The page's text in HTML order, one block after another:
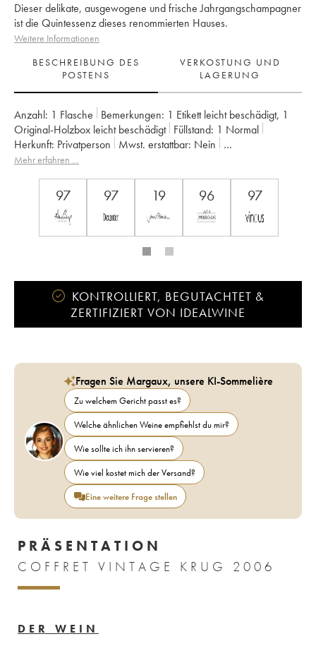
Dieser delikate, ausgewogene und frische Jahrgangschampagner
ist die Quintessenz dieses renommierten Hauses.
Weitere Informationen
BESCHREIBUNG DES
POSTENS
VERKOSTUNG UND
LAGERUNG
Anzahl: 1 Flasche Bemerkungen: 1 Etikett leicht beschädigt, 1
Original-Holzbox leicht beschädigt Füllstand: 1 Normal
Herkunft:
privatperson Mwst. erstattbar:
nein
Region:
Champagne
Mehr erfahren …
97 97 19 96 97
KONTROLLIERT, BEGUTACHTET &
ZERTIFIZIERT VON IDEALWINE
Fragen Sie Margaux, unsere KI-Sommelière
Zu welchem Gericht passt es?
Welche ähnlichen Weine empfiehlst du mir?
Wie sollte ich ihn servieren?
Wie viel kostet mich der Versand?
Eine weitere Frage stellen
PRÄSENTATION
COFFRET VINTAGE KRUG 2006
DER WEIN